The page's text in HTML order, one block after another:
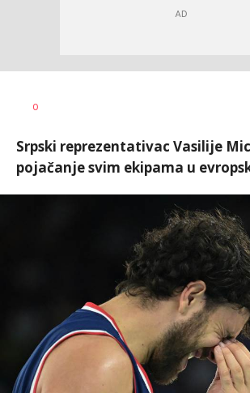
0
Srpski reprezentativac Vasilije
pojačanje svim ekipama u